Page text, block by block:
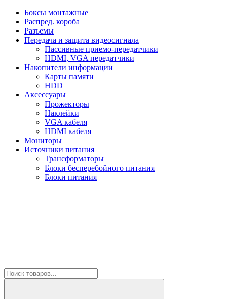
Боксы монтажные
Распред. короба
Разъемы
Передача и защита видеосигнала
Пассивные приемо-передатчики
HDMI, VGA передатчики
Накопители информации
Карты памяти
HDD
Аксессуары
Прожекторы
Наклейки
VGA кабеля
HDMI кабеля
Мониторы
Источники питания
Трансформаторы
Блоки бесперебойного питания
Блоки питания